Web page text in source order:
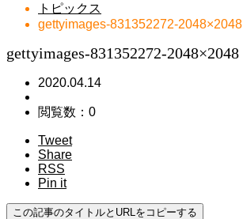
トピックス
gettyimages-831352272-2048×2048
gettyimages-831352272-2048×2048
2020.04.14
閲覧数：0
Tweet
Share
RSS
Pin it
この記事のタイトルとURLをコピーする